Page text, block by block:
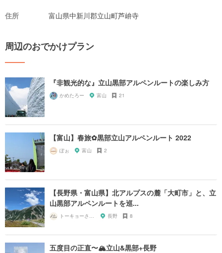
住所 富山県中新川郡立山町芦峅寺
周辺のおでかけプラン
『非観光的な』立山黒部アルペンルートの楽しみ方
かめたろー 富山 21
【富山】春旅✿黒部立山アルペンルート 2022
ぽぉ 富山 2
【長野県・富山県】北アルプスの麓「大町市」と、立
山黒部アルペンルートを巡...
長野 8
五度目の正直〜🏔立山&黒部+長野